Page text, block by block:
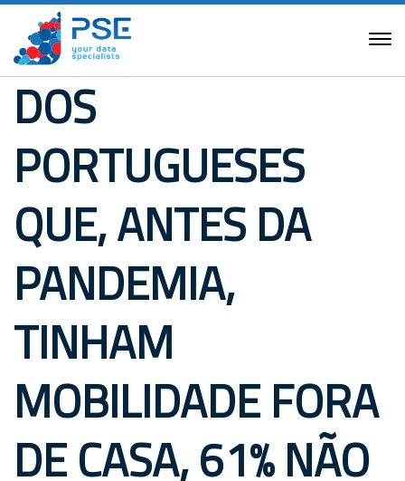
DOS
PORTUGUESES
QUE, ANTES DA
PANDEMIA,
TINHAM
MOBILIDADE FORA
DE CASA, 61% NÃO